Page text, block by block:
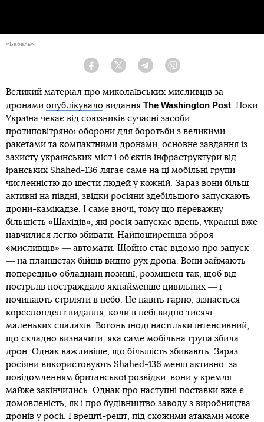
«Бабель»
Facebook Twitter Telegram
Великий матеріал про миколаївських мисливців за
дронами опублікувало видання The Washington Post. Поки
Україна чекає від союзників сучасні засоби
протиповітряної оборони для боротьби з великими
ракетами та компактними дронами, основне завдання із
захисту українських міст і об’єктів інфраструктури від
іранських Shahed-136 лягає саме на ці мобільні групи
численністю до шести людей у кожній. Зараз вони більш
активні на півдні, звідки росіяни здебільшого запускають
дрони-камікадзе. І саме вночі, тому що переважну
більшість «Шахідів», які росія запускає вдень, українці вже
навчилися легко збивати. Найпоширеніша зброя
«мисливців» ― автомати. Щойно стає відомо про запуск
― на планшетах бійців видно рух дрона. Вони займають
попередньо обладнані позиції, розміщені так, щоб від
пострілів постраждало якнайменше цивільних ― і
починають стріляти в небо. Це навіть гарно, зізнається
кореспондент видання, коли в небі видно тисячі
маленьких спалахів. Вогонь іноді настільки інтенсивний,
що складно визначити, яка саме мобільна група збила
дрон. Однак важливіше, що більшість збивають. Зараз
росіяни використовують Shahed-136 менш активно: за
повідомленням британської розвідки, вони у кремля
майже закінчились. Однак про наступні поставки вже є
домовленість, як і про будівництво заводу з виробництва
дронів у росії. І врешті-решт, під схожими атаками може